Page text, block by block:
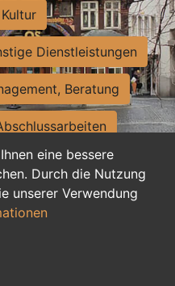
eine bessere
Durch die Nutzung
unserer Verwendung
Dienstleistungen
Beratung
Sekretariat
Ausbildung